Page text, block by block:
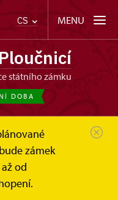
CS MENU
státního zámku
DOBA
zámek
od
a akce 2026